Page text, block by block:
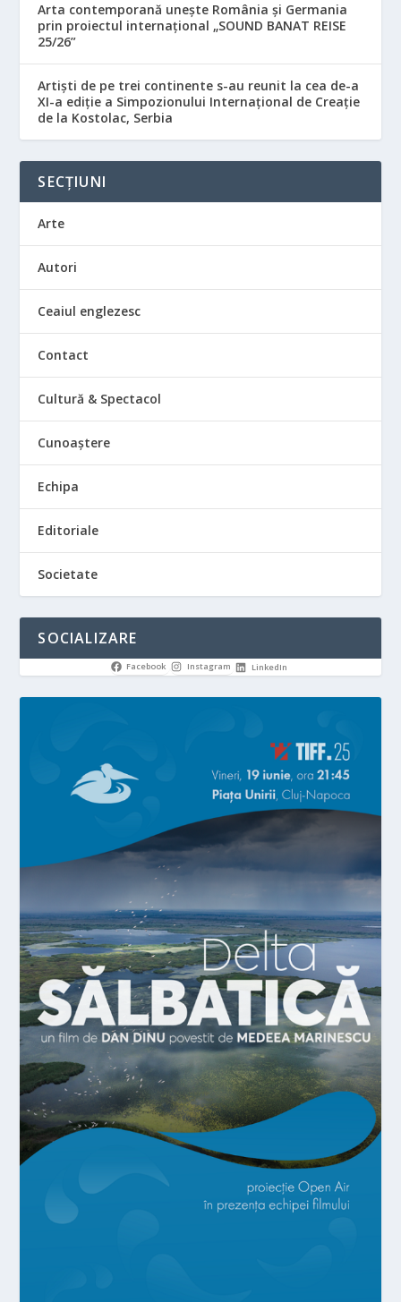
Arta contemporană unește România și Germania
prin proiectul internațional „SOUND BANAT REISE
25/26”
Artiști de pe trei continente s-au reunit la cea de-a
XI-a ediție a Simpozionului Internațional de Creație
de la Kostolac, Serbia
SECȚIUNI
Arte
Autori
Ceaiul englezesc
Contact
Cultură & Spectacol
Cunoaștere
Echipa
Editoriale
Societate
SOCIALIZARE
Facebook Instagram LinkedIn